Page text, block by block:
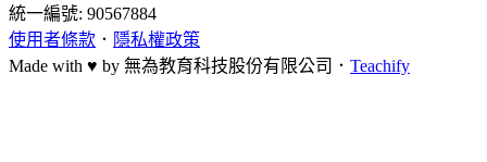
統一編號: 90567884
使用者條款 ． 隱私權政策
Made with ♥ by 無為教育科技股份有限公司． Teachify